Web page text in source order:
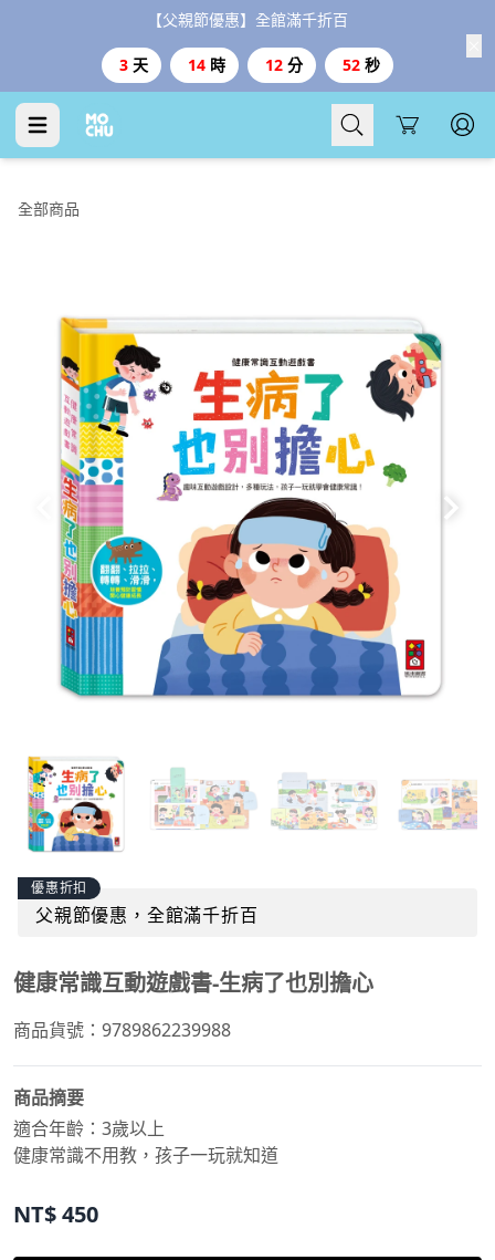
【父親節優惠】全館滿千折百
3 天 14 時 12 分 51 秒
Cart
全部商品
優惠折扣
父親節優惠，全館滿千折百
健康常識互動遊戲書-生病了也別擔心
商品貨號：9789862239988
商品摘要
適合年齡：3歲以上
健康常識不用教，孩子一玩就知道
NT$450